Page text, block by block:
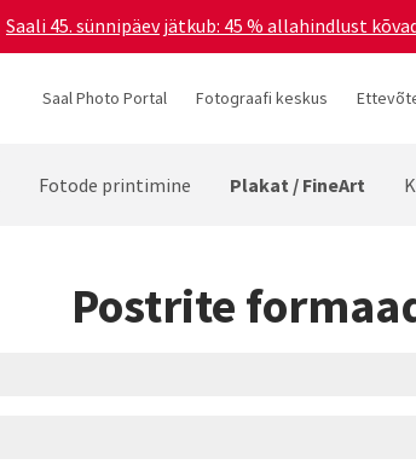
Saali 45. sünnipäev jätkub: 45 % allahindlust
Saal Photo Portal Fotograafi keskus
Fotode printimine Plakat / FineArt
Postrite